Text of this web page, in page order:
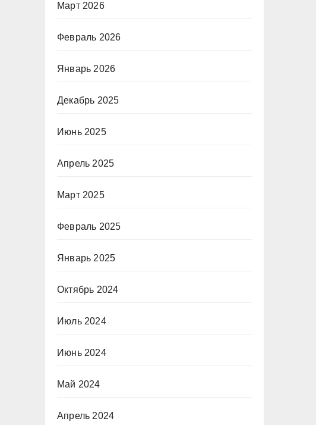
Март 2026
Февраль 2026
Январь 2026
Декабрь 2025
Июнь 2025
Апрель 2025
Март 2025
Февраль 2025
Январь 2025
Октябрь 2024
Июль 2024
Июнь 2024
Май 2024
Апрель 2024